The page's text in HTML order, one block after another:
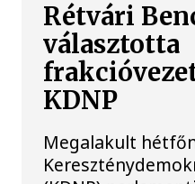
Rétvári
választotta
KDNP
Megalakult